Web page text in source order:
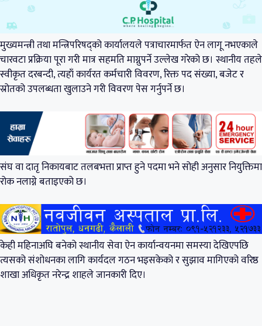
मुख्यमन्त्री तथा मन्त्रिपरिषद्को कार्यालयले पत्राचारमार्फत ऐन लागू नभएकाले
चारवटा प्रक्रिया पूरा गरी मात्र सहमति माग्नुपर्ने उल्लेख गरेको छ। स्थानीय तहले
स्वीकृत दरबन्दी, त्यहाँ कार्यरत कर्मचारी विवरण, रिक्त पद संख्या, बजेट र
स्रोतको उपलब्धता खुलाउने गरी विवरण पेस गर्नुपर्ने छ।
संघ वा दातृ निकायबाट तलबभत्ता प्राप्त हुने पदमा भने सोही अनुसार नियुक्तिमा
रोक नलाग्ने बताइएको छ।
केही महिनाअघि बनेको स्थानीय सेवा ऐन कार्यान्वयनमा समस्या देखिएपछि
त्यसको संशोधनका लागि कार्यदल गठन भइसकेको र सुझाव मागिएको वरिष्ठ
शाखा अधिकृत नरेन्द्र शाहले जानकारी दिए।